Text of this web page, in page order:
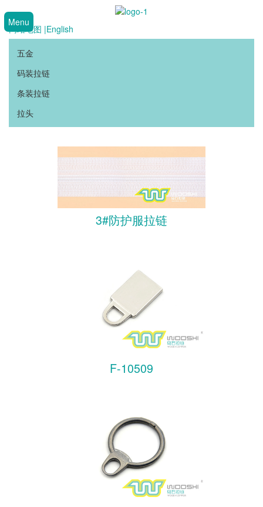
网站地图 |English
Menu
五金
码装拉链
条装拉链
拉头
3#防护服拉链
F-10509